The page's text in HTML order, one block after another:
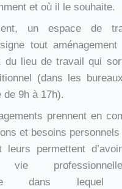
et où il le souhaite.
un espace de
tout aménagement
du lieu de travail qui
(dans les
de 9h à 17h).
prennent en
et besoins personnels
leurs permettent
vie
dans lequel